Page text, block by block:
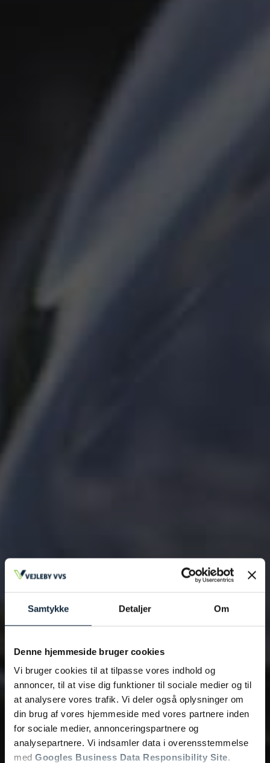
Samtykke Detaljer Om
Denne hjemmeside bruger cookies
Vi bruger cookies til at tilpasse vores indhold og
annoncer, til at vise dig funktioner til sociale medier og til
at analysere vores trafik. Vi deler også oplysninger om
din brug af vores hjemmeside med vores partnere inden
for sociale medier, annonceringspartnere og
analysepartnere. Vi indsamler data i overensstemmelse
med Googles Business Data Responsibility Site.